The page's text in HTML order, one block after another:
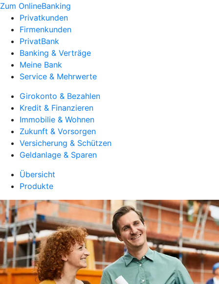
Zum OnlineBanking
Privatkunden
Firmenkunden
PrivatBank
Banking & Verträge
Meine Bank
Service & Mehrwerte
Girokonto & Bezahlen
Kredit & Finanzieren
Immobilie & Wohnen
Zukunft & Vorsorgen
Versicherung & Schützen
Geldanlage & Sparen
Übersicht
Produkte